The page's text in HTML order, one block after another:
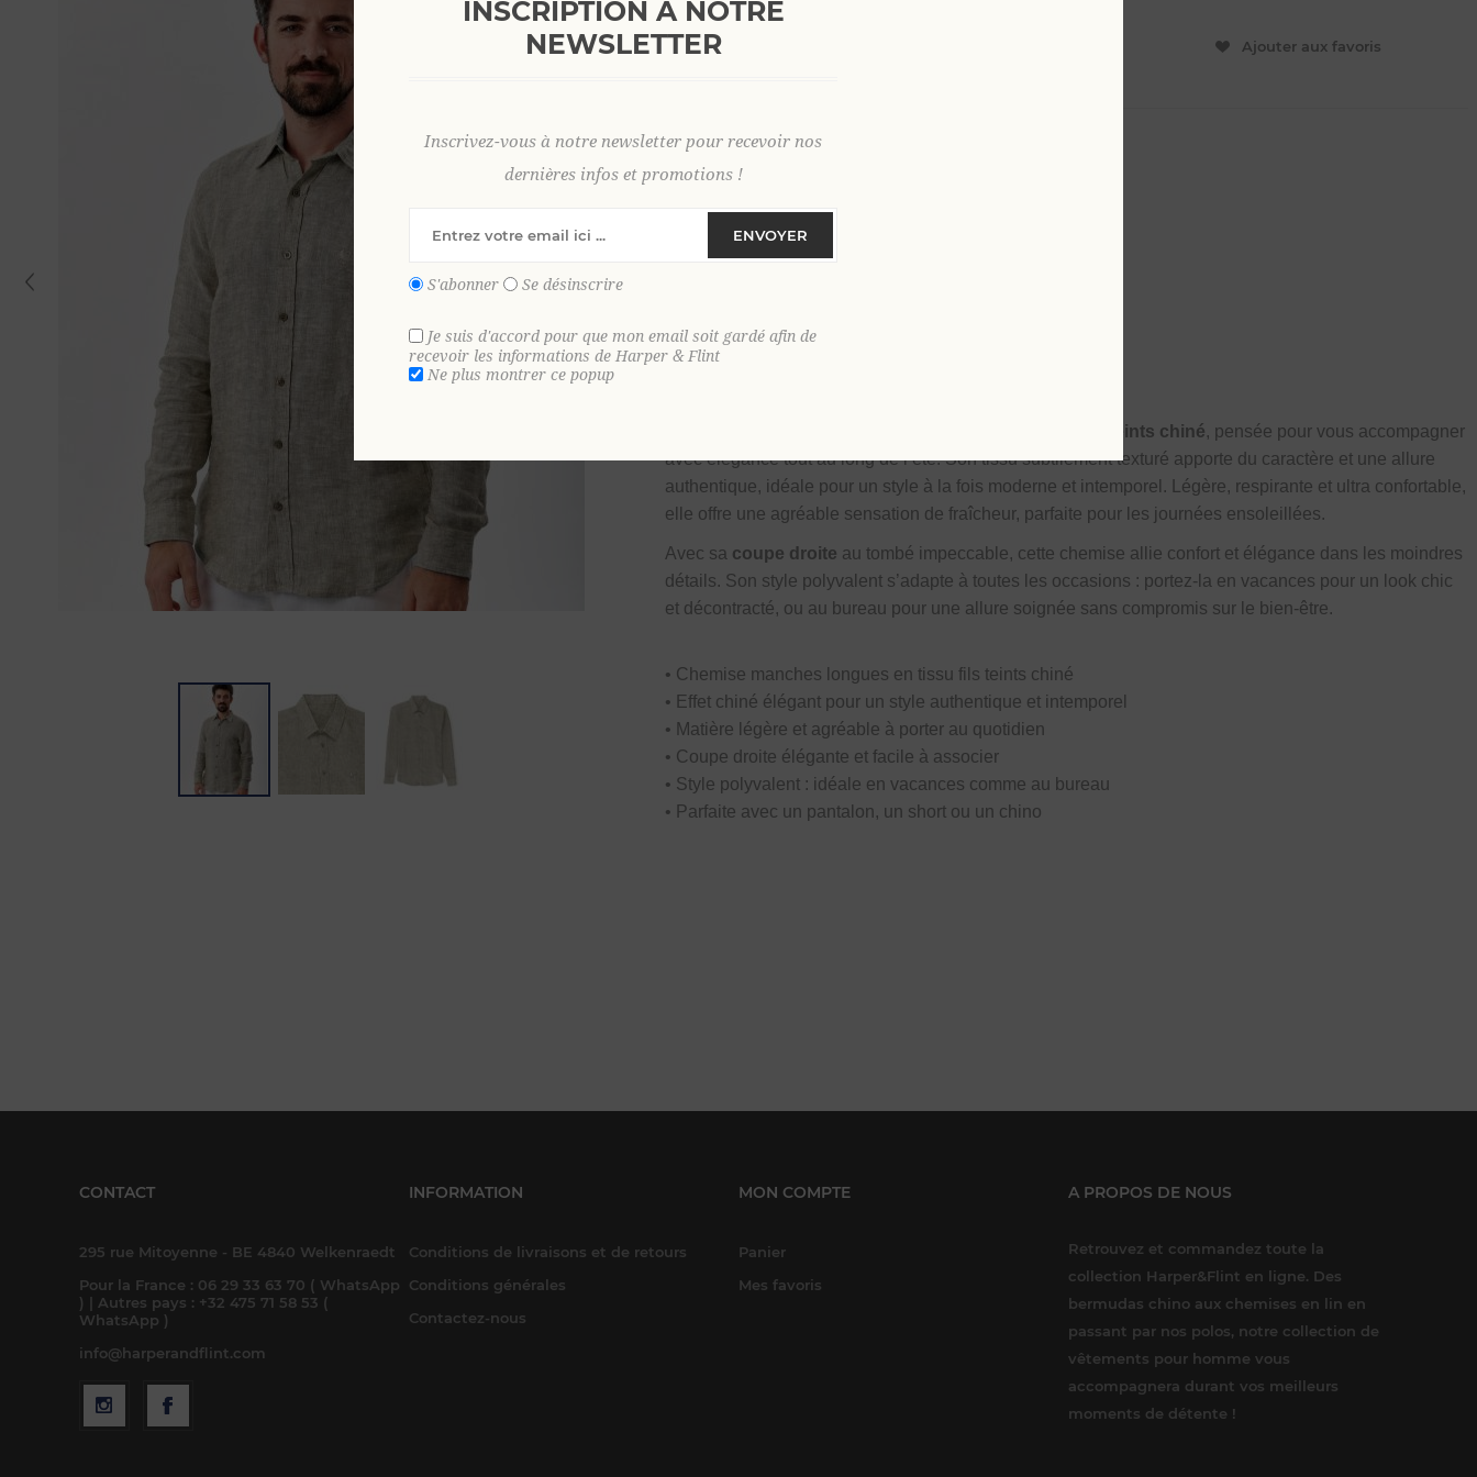
Ajouter aux favoris
S
tissu fils teints chiné, pensée pour vous accompagner
avec élégance tout au long de l’été. Son tissu subtilement texturé apporte du caractère et une allure
authentique, idéale pour un style à la fois moderne et intemporel. Légère, respirante et ultra confortable,
elle offre une agréable sensation de fraîcheur, parfaite pour les journées ensoleillées.
Avec sa coupe droite au tombé impeccable, cette chemise allie confort et élégance dans les moindres
détails. Son style polyvalent s’adapte à toutes les occasions : portez-la en vacances pour un look chic
et décontracté, ou au bureau pour une allure soignée sans compromis sur le bien-être.
• Chemise manches longues en tissu fils teints chiné
• Effet chiné élégant pour un style authentique et intemporel
• Matière légère et agréable à porter au quotidien
• Coupe droite élégante et facile à associer
• Style polyvalent : idéale en vacances comme au bureau
• Parfaite avec un pantalon, un short ou un chino
CONTACT
295 rue Mitoyenne - BE 4840 Welkenraedt
Pour la France : 06 29 33 63 70 ( WhatsApp
) | Autres pays : +32 475 71 58 53 (
WhatsApp )
info@harperandflint.com
INFORMATION
Conditions de livraisons et de retours
Conditions générales
Contactez-nous
MON COMPTE
Panier
Mes favoris
A PROPOS DE NOUS
Retrouvez et commandez toute la
collection Harper&Flint en ligne. Des
bermudas chino aux chemises en lin en
passant par nos polos, notre collection de
vêtements pour homme vous
accompagnera durant vos meilleurs
moments de détente !
INSCRIPTION À NOTRE
NEWSLETTER
Inscrivez-vous à notre newsletter pour recevoir nos
dernières infos et promotions !
ENVOYER
S'abonner Se désinscrire
Je suis d'accord pour que mon email soit gardé afin de
recevoir les informations de Harper & Flint
Ne plus montrer ce popup